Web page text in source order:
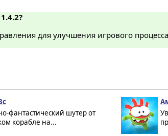
для улучшения игрового
фантастический шутер от
корабле на...